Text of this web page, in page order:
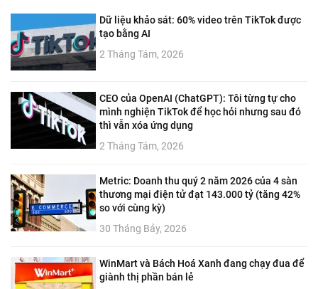
Dữ liệu khảo sát: 60% video trên TikTok được
tạo bằng AI
2 Tháng Tám, 2026
CEO của OpenAI (ChatGPT): Tôi từng tự cho
mình nghiện TikTok để học hỏi nhưng sau đó
thì vẫn xóa ứng dụng
2 Tháng Tám, 2026
Metric: Doanh thu quý 2 năm 2026 của 4 sàn
thương mại điện tử đạt 143.000 tỷ (tăng 42%
so với cùng kỳ)
30 Tháng Bảy, 2026
WinMart và Bách Hoá Xanh đang chạy đua để
giành thị phần bán lẻ